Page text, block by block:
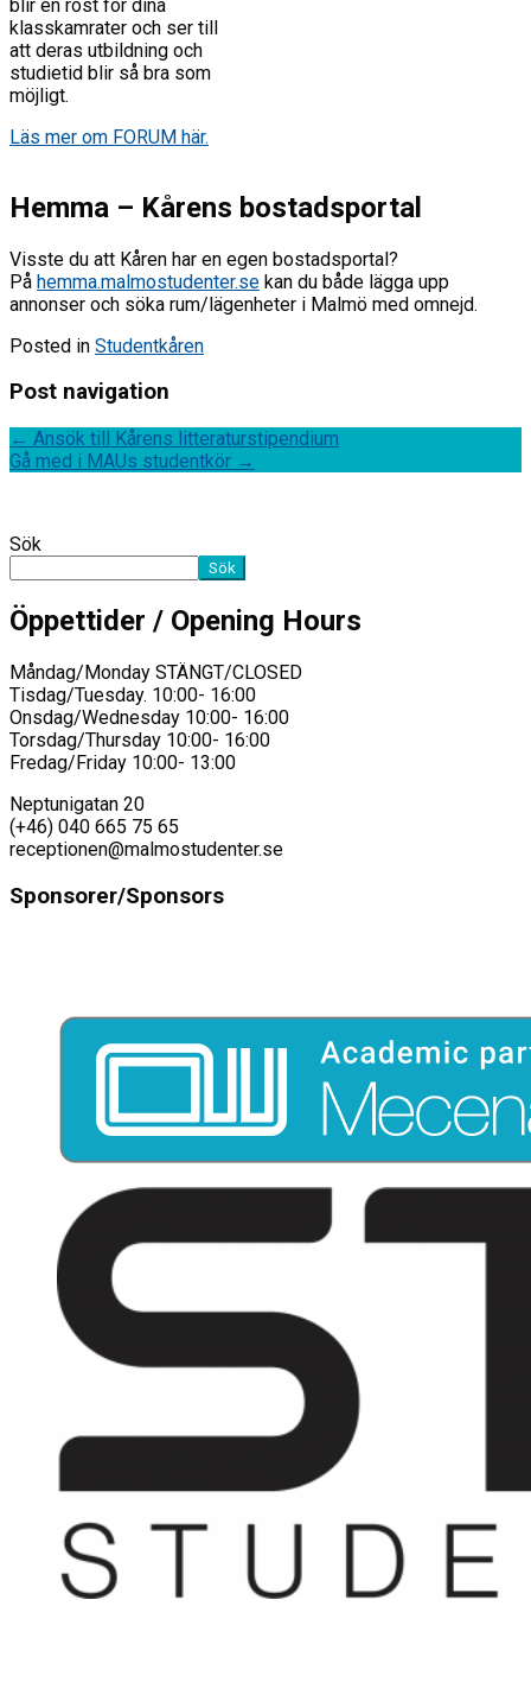
blir en röst för dina
klasskamrater och ser till
att deras utbildning och
studietid blir så bra som
möjligt.
Läs mer om FORUM här.
Hemma – Kårens bostadsportal
Visste du att Kåren har en egen bostadsportal?
På hemma.malmostudenter.se kan du både lägga upp
annonser och söka rum/lägenheter i Malmö med omnejd.
Posted in Studentkåren
Post navigation
← Ansök till Kårens litteraturstipendium
Gå med i MAUs studentkör →
Sök
Sök
Öppettider / Opening Hours
Måndag/Monday STÄNGT/CLOSED
Tisdag/Tuesday. 10:00- 16:00
Onsdag/Wednesday 10:00- 16:00
Torsdag/Thursday 10:00- 16:00
Fredag/Friday 10:00- 13:00
Neptunigatan 20
(+46) 040 665 75 65
receptionen@malmostudenter.se
Sponsorer/Sponsors